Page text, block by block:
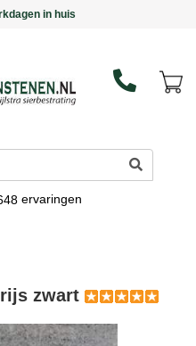
in huis
ervaringen
zwart